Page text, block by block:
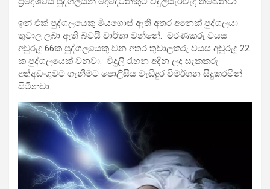
ඉන් එක් පුද්ගලයෙකු මියගොස් ඇති අතර අනෙක් පුද්ගලයා
තුවාල ලබා ඇති බවයි වාර්තා වන්නේ. මරණකරු වයස
අවුරුදු 66ක පුද්ගලයෙකු වන අතර තුවාලකරු වයස අවුරුදු 22
ක පුද්ගලයෙක් වනවා. විදුලි රැහන අදින ලද සැකකරු
අත්අඩංගුවට ගැනීමට පොලිසිය වැඩිදුර විමර්ශන සිදුකරමින්
සිටිනවා.